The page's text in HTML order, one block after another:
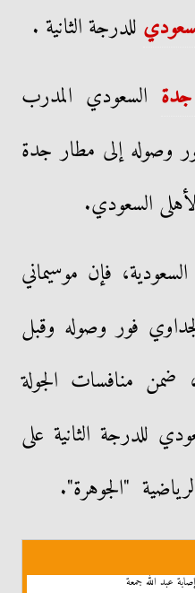
للدرجة الثانية .
السعودي المدرب
وصوله إلى مطار جدة
السعودي.
فإن موسيماني
فور وصوله وقبل
ضمن منافسات الجولة
للدرجة الثانية على
"الجوهرة".
عبد الله جمعة